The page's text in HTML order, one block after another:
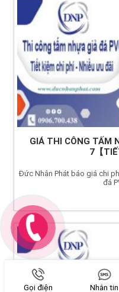
GIÁ THI CÔNG TẤM
7【
Đức Nhân Phát báo giá chi
đá
Gọi điện Nhắn tin